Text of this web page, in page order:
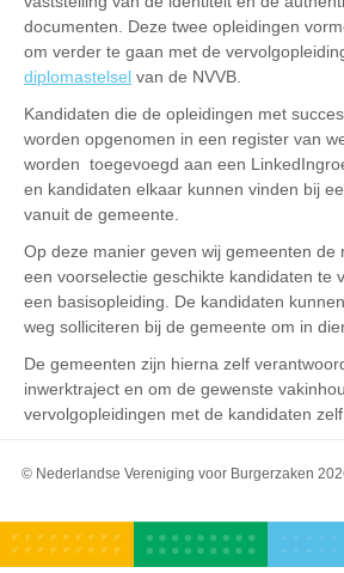
documenten. Deze twee opleidingen
om verder te gaan met de
diplomastelsel van de NVVB.
Kandidaten die de opleidingen met
worden opgenomen in een register van
worden toegevoegd aan een
en kandidaten elkaar kunnen vinden bij
vanuit de gemeente.
Op deze manier geven wij gemeenten de
een voorselectie geschikte kandidaten te
een basisopleiding. De kandidaten
weg solliciteren bij de gemeente om in
De gemeenten zijn hierna zelf
inwerktraject en om de gewenste
vervolgopleidingen met de kandidaten
© Nederlandse Vereniging voor Burgerzaken